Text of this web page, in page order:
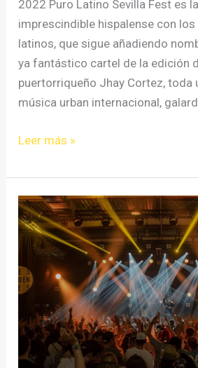
2022 Puro Latino Sevilla Fest es
imprescindible hispalense con
latinos, que sigue añadiendo
ya fantástico cartel de la edición
puertorriqueño Jhay Cortez, toda
música urban internacional,
Jhay
confirmado
para
el
Puro
Latino
Sevilla
2022
Leer más »